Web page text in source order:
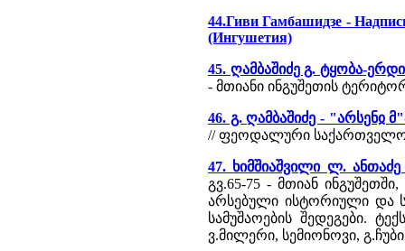
44.Гиви Гамбашидзе -
(Ингушетия)
45. ღამბაშიძე გ. ტყობა-
- მთიანი ინგუშეთის
46. გ. ღამბაშიძე - "არსენჲ
// ფეოდალური
47. ხიმშიაშვილი ლ.
გვ.65-75 - მთიან
არსებული ისტორიული და
სამუშაოების შედეგები.
ვ.მილერი, სემიონოვი,